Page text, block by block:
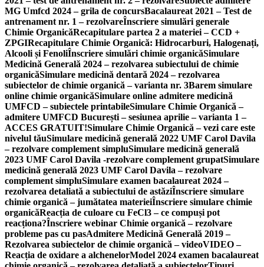
MG Umfcd 2024 – grila de concursBacalaureat 2021 – Test de
antrenament nr. 1 – rezolvareÎnscriere simulări generale
Chimie OrganicăRecapitulare partea 2 a materiei – CCD +
ZPGIRecapitulare Chimie Organică: Hidrocarburi, Halogenați,
Alcooli și FenoliÎnscriere simulări chimie organicăSimulare
Medicină Generală 2024 – rezolvarea subiectului de chimie
organicăSimulare medicină dentară 2024 – rezolvarea
subiectelor de chimie organică – varianta nr. 3Barem simulare
online chimie organicăSimulare online admitere medicină
UMFCD – subiectele printabileSimulare Chimie Organică –
admitere UMFCD București – sesiunea aprilie – varianta 1 –
ACCES GRATUIT!Simulare Chimie Organică – vezi care este
nivelul tăuSimulare medicină generală 2022 UMF Carol Davila
– rezolvare complement simpluSimulare medicină generală
2023 UMF Carol Davila -rezolvare complement grupatSimulare
medicină generală 2023 UMF Carol Davila – rezolvare
complement simpluSimulare examen bacalaureat 2024 –
rezolvarea detaliată a subiectului de astăziÎnscriere simulare
chimie organică – jumătatea materieiÎnscriere simulare chimie
organicăReacția de culoare cu FeCl3 – ce compuși pot
reacționa?Înscriere webinar Chimie organică – rezolvare
probleme pas cu pasAdmitere Medicină Generală 2019 –
Rezolvarea subiectelor de chimie organică – videoVIDEO –
Reacția de oxidare a alchenelorModel 2024 examen bacalaureat